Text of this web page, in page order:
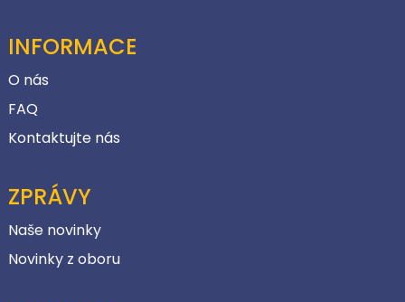
INFORMACE
O nás
FAQ
Kontaktujte nás
ZPRÁVY
Naše novinky
Novinky z oboru